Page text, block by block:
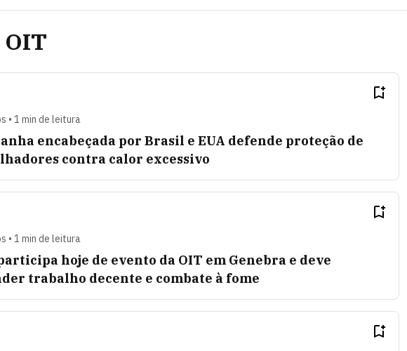
• 1 min de leitura
encabeçada por Brasil e EUA defende proteção de
contra calor excessivo
• 1 min de leitura
hoje de evento da OIT em Genebra e deve
trabalho decente e combate à fome